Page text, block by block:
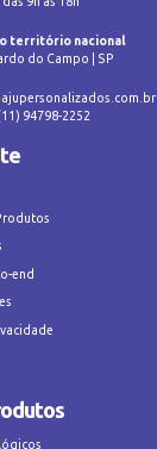
território nacional
do Campo | SP
94798-2252
end